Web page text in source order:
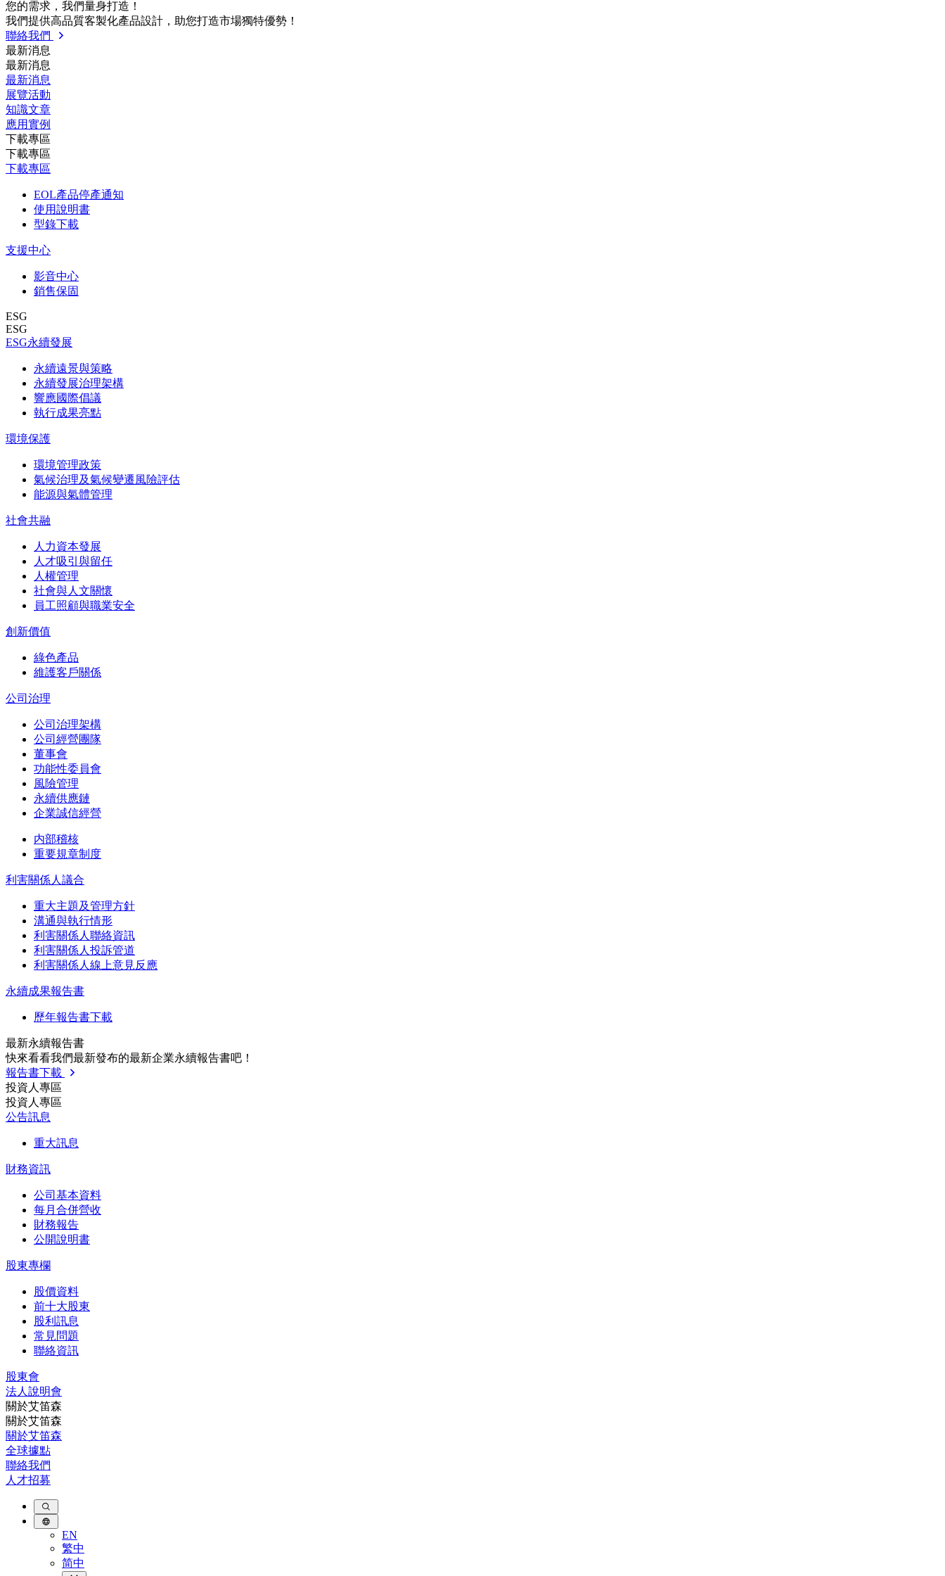
您的需求，我們量⾝打造！
我們提供⾼品質客製化產品設計，助您打造市場獨特優勢！
聯絡我們
最新消息
最新消息
最新消息
展覽活動
知識⽂章
應⽤實例
下載專區
下載專區
下載專區
EOL產品停產通知
使用說明書
型錄下載
支援中心
影音中心
銷售保固
ESG
ESG
ESG永續發展
永續遠景與策略
永續發展治理架構
響應國際倡議
執行成果亮點
環境保護
環境管理政策
氣候治理及氣候變遷風險評估
能源與氣體管理
社會共融
人力資本發展
人才吸引與留任
人權管理
社會與人文關懷
員工照顧與職業安全
創新價值
綠色產品
維護客戶關係
公司治理
公司治理架構
公司經營團隊
董事會
功能性委員會
風險管理
永續供應鏈
企業誠信經營
内部稽核
重要規章制度
利害關係人議合
重大主題及管理方針
溝通與執行情形
利害關係人聯絡資訊
利害關係人投訴管道
利害關係人線上意見反應
永續成果報告書
歷年報告書下載
最新永續報告書
快來看看我們最新發布的最新企業永續報告書吧！
報告書下載
投資人專區
投資人專區
公告訊息
重大訊息
財務資訊
公司基本資料
每月合併營收
財務報告
公開說明書
股東專欄
股價資料
前十大股東
股利訊息
常見問題
聯絡資訊
股東會
法⼈說明會
關於艾笛森
關於艾笛森
關於艾笛森
全球據點
聯絡我們
人才招募
EN
繁中
简中